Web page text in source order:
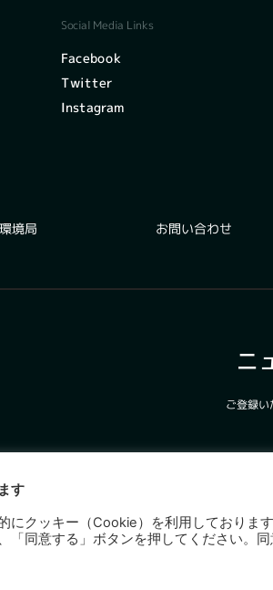
Social Media Links
Facebook
Twitter
Instagram
境局 お問い合わせ
ニ
ご登録い
す
にクッキー（Cookie）を利用しておりま
「同意する」ボタンを押してください。